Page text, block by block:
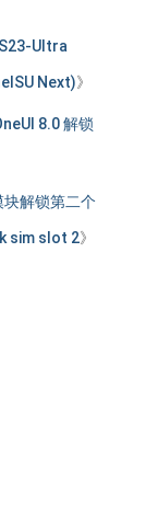
Ultra
Next)》
8.0 解锁
解锁第二个
sim slot 2》